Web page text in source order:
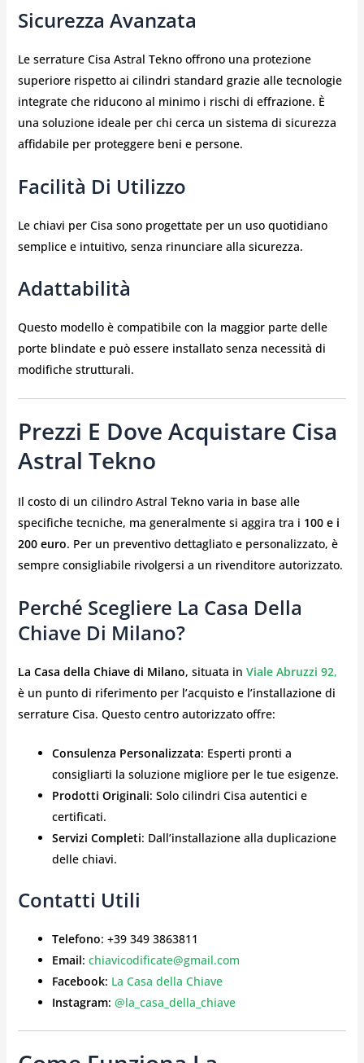
Sicurezza Avanzata
Le serrature Cisa Astral Tekno offrono una protezione
superiore rispetto ai cilindri standard grazie alle tecnologie
integrate che riducono al minimo i rischi di effrazione. È
una soluzione ideale per chi cerca un sistema di sicurezza
affidabile per proteggere beni e persone.
Facilità Di Utilizzo
Le chiavi per Cisa sono progettate per un uso quotidiano
semplice e intuitivo, senza rinunciare alla sicurezza.
Adattabilità
Questo modello è compatibile con la maggior parte delle
porte blindate e può essere installato senza necessità di
modifiche strutturali.
Prezzi E Dove Acquistare Cisa
Astral Tekno
Il costo di un cilindro Astral Tekno varia in base alle
specifiche tecniche, ma generalmente si aggira tra i 100 e i
200 euro. Per un preventivo dettagliato e personalizzato, è
sempre consigliabile rivolgersi a un rivenditore autorizzato.
Perché Scegliere La Casa Della
Chiave Di Milano?
La Casa della Chiave di Milano, situata in Viale Abruzzi 92,
è un punto di riferimento per l’acquisto e l’installazione di
serrature Cisa. Questo centro autorizzato offre:
Consulenza Personalizzata: Esperti pronti a
consigliarti la soluzione migliore per le tue esigenze.
Prodotti Originali: Solo cilindri Cisa autentici e
certificati.
Servizi Completi: Dall’installazione alla duplicazione
delle chiavi.
Contatti Utili
Telefono: +39 349 3863811
Email: chiavicodificate@gmail.com
Facebook: La Casa della Chiave
Instagram: @la_casa_della_chiave